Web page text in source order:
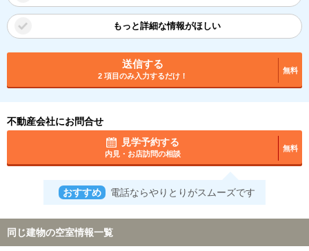
もっと詳細な情報がほしい
送信する
2 項目のみ入力するだけ！
無料
不動産会社にお問合せ
見学予約する
内見・お店訪問の相談
無料
おすすめ 電話ならやりとりがスムーズです
同じ建物の空室情報一覧